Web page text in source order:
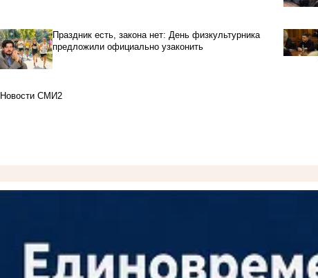
Праздник есть, закона нет: День физкультурника
предложили официально узаконить
Новости СМИ2